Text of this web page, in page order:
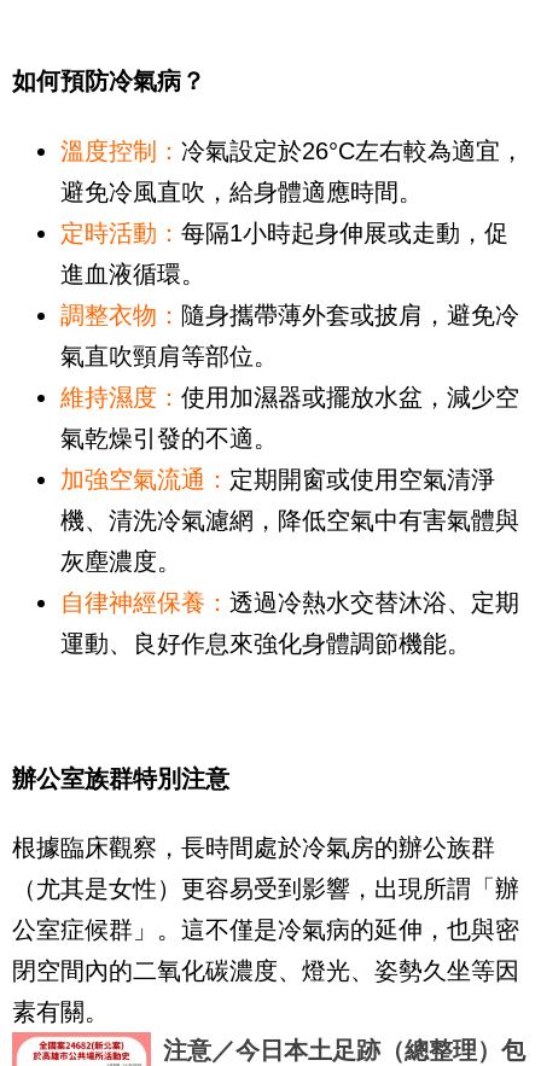
如何預防冷氣病？
溫度控制： 冷氣設定於26°C左右較為適宜，
避免冷風直吹，給身體適應時間。
定時活動： 每隔1小時起身伸展或走動，促
進血液循環。
調整衣物： 隨身攜帶薄外套或披肩，避免冷
氣直吹頸肩等部位。
維持濕度： 使用加濕器或擺放水盆，減少空
氣乾燥引發的不適。
加強空氣流通： 定期開窗或使用空氣清淨
機、清洗冷氣濾網，降低空氣中有害氣體與
灰塵濃度。
自律神經保養： 透過冷熱水交替沐浴、定期
運動、良好作息來強化身體調節機能。
辦公室族群特別注意
根據臨床觀察，長時間處於冷氣房的辦公族群
（尤其是女性）更容易受到影響，出現所謂「辦
公室症候群」。這不僅是冷氣病的延伸，也與密
閉空間內的二氧化碳濃度、燈光、姿勢久坐等因
素有關。
注意／今日本土足跡（總整理）包